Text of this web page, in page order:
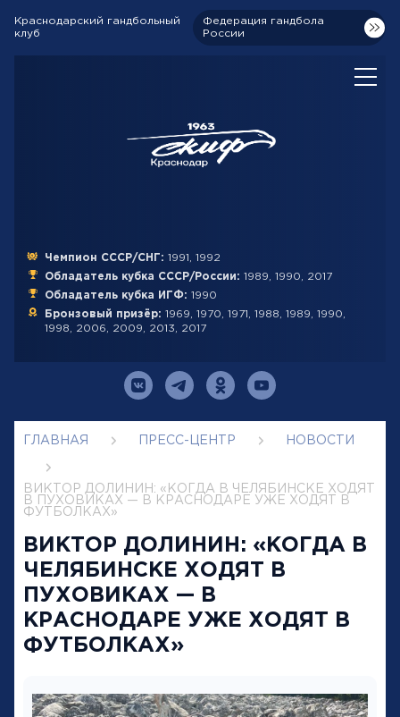
Краснодарский гандбольный
клуб
Федерация гандбола
России
Чемпион СССР/СНГ: 1991, 1992
Обладатель кубка СССР/России: 1989, 1990, 2017
Обладатель кубка ИГФ: 1990
Бронзовый призёр: 1969, 1970, 1971, 1988, 1989, 1990,
1998, 2006, 2009, 2013, 2017
ГЛАВНАЯ ПРЕСС-ЦЕНТР НОВОСТИ
ВИКТОР ДОЛИНИН: «КОГДА В ЧЕЛЯБИНСКЕ ХОДЯТ
В ПУХОВИКАХ — В КРАСНОДАРЕ УЖЕ ХОДЯТ В
ФУТБОЛКАХ»
ВИКТОР ДОЛИНИН: «КОГДА В
ЧЕЛЯБИНСКЕ ХОДЯТ В
ПУХОВИКАХ — В
КРАСНОДАРЕ УЖЕ ХОДЯТ В
ФУТБОЛКАХ»